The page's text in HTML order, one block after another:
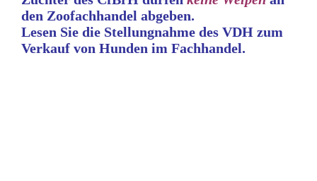
den Zoofachhandel abgeben.
Lesen Sie die Stellungnahme des VDH zum
Verkauf von Hunden im Fachhandel.